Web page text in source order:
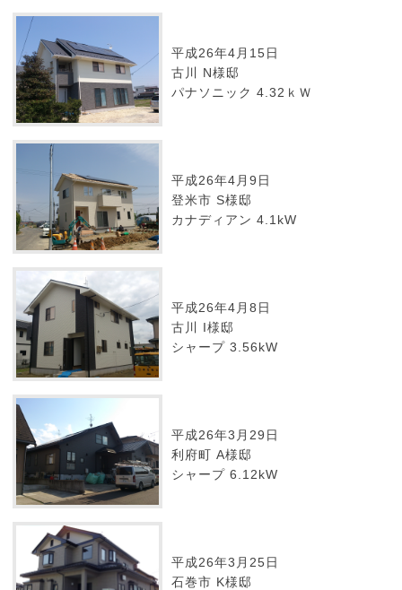
平成26年4月15日
古川 N様邸
パナソニック 4.32ｋＷ
平成26年4月9日
登米市 S様邸
カナディアン 4.1kW
平成26年4月8日
古川 I様邸
シャープ 3.56kW
平成26年3月29日
利府町 A様邸
シャープ 6.12kW
平成26年3月25日
石巻市 K様邸